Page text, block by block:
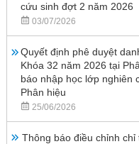
cứu sinh đợt 2 năm 2026
03/07/2026
Quyết định phê duyệt
Khóa 32 năm 2026 tại
báo nhập học lớp nghiên
Phân hiệu
25/06/2026
Thông báo điều chỉnh